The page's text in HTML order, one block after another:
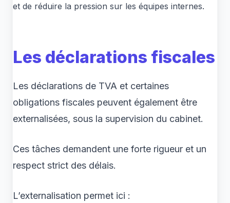
et de réduire la pression sur les équipes internes.
Les déclarations fiscales
Les déclarations de TVA et certaines
obligations fiscales peuvent également être
externalisées, sous la supervision du cabinet.
Ces tâches demandent une forte rigueur et un
respect strict des délais.
L’externalisation permet ici :